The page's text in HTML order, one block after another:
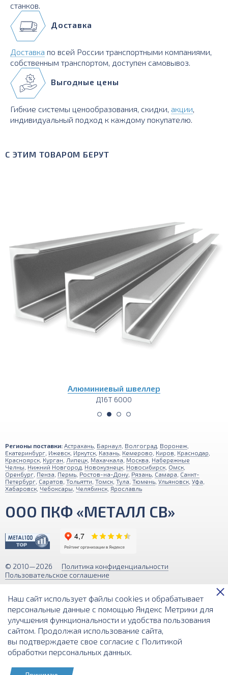
станков.
Доставка
Доставка по всей России транспортными компаниями,
собственным транспортом, доступен самовывоз.
Выгодные цены
Гибкие системы ценообразования, скидки, акции,
индивидуальный подход к каждому покупателю.
С ЭТИМ ТОВАРОМ БЕРУТ
Алюминиевый швеллер
Д16Т 6000
Регионы поставки: Астрахань Барнаул Волгоград Воронеж
Екатеринбург Ижевск Иркутск Казань Кемерово Киров Краснодар
Красноярск Курган Липецк Махачкала Москва Набережные
Челны Нижний Новгород Новокузнецк Новосибирск Омск
Оренбург Пенза Пермь Ростов-на-Дону Рязань Самара Санкт-
Петербург Саратов Тольятти Томск Тула Тюмень Ульяновск Уфа
Хабаровск Чебоксары Челябинск Ярославль
ООО ПКФ «МЕТАЛЛ СВ»
© 2010—2026
Политика конфиденциальности
Пользовательское соглашение
на этом интернет-сайте носит исключительно информационный
характер и ни при каких условиях не является публичной офертой,
определяемой положениями Статьи 437 (2) Гражданского кодекса РФ.
Разработка и поддержка сайта
Наш сайт использует файлы cookies и обрабатывает
персональные данные с помощью Яндекс Метрики для
улучшения функциональности и удобства пользования
сайтом. Продолжая использование сайта,
вы подтверждаете свое согласие с Политикой
обработки персональных данных.